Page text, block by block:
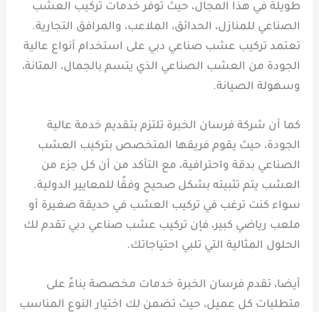
طويلة في هذا المجال، حيث توفر خدمات تركيب العشب
الصناعي للمنازل، الحدائق، الملاعب، والمرافق التجارية.
تعتمد تركيب عشب صناعي دبي على استخدام أنواع عالية
الجودة من العشب الصناعي الذي يتسم بالجمال، المتانة،
وسهولة الصيانة.
كما أن شركة فرسان الخبرة تلتزم بتقديم خدمة عالية
الجودة، حيث يقوم فريقها المتخصص بتركيب العشب
الصناعي بدقة واحترافية، مع التأكد من أن كل جزء من
العشب يتم تثبيته بشكل صحيح وفقًا للمعايير الدولية.
سواء كنت ترغب في تركيب العشب في حديقة صغيرة أو
ملعب رياضي كبير، فإن تركيب عشب صناعي دبي تقدم لك
الحلول المثالية التي تلبي احتياجاتك.
أيضا، تقدم فرسان الخبرة خدمات مخصصة بناءً على
متطلبات كل عميل، حيث تضمن لك اختيار النوع المناسب